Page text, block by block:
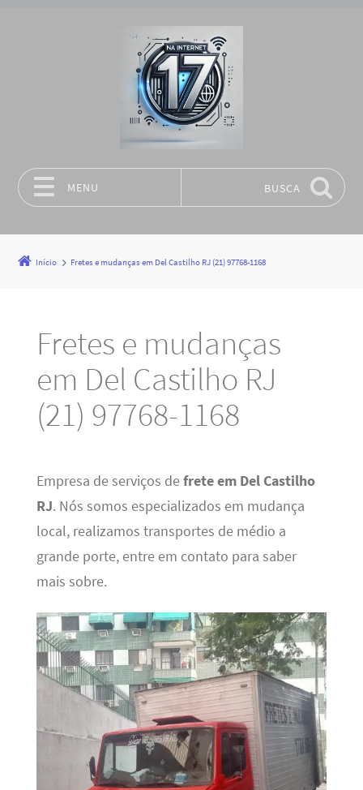
MENU BUSCA
Início Fretes e mudanças em Del Castilho RJ (21) 97768-1168
Fretes e mudanças
em Del Castilho RJ
(21) 97768-1168
Empresa de serviços defrete em Del Castilho
RJ. Nós somos especializados em mudança
local, realizamos transportes de médio a
grande porte, entre em contato para saber
mais sobre.